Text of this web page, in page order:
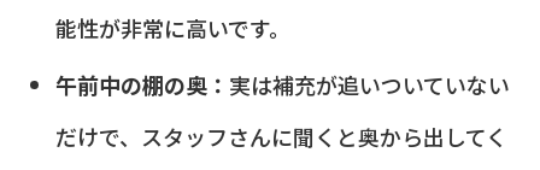
能性が非常に高いです。
午前中の棚の奥： 実は補充が追いついていない
だけで、スタッフさんに聞くと奥から出してく